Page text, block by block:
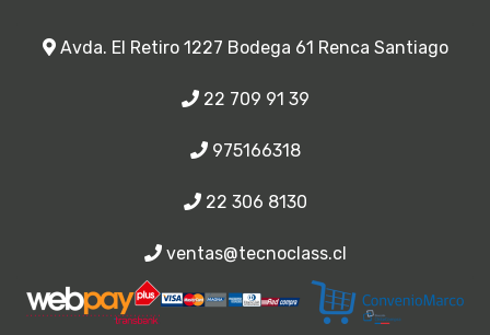
Avda. El Retiro 1227 Bodega 61 Renca Santiago
22 709 91 39
975166318
22 306 8130
ventas@tecnoclass.cl